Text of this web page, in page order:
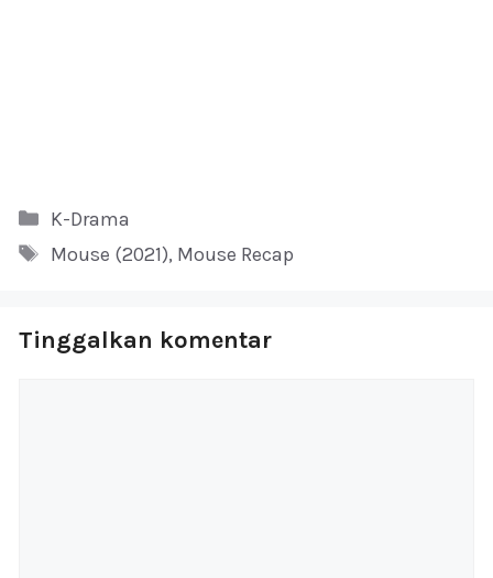
Kategori
K-Drama
Tag
Mouse (2021), Mouse Recap
Tinggalkan komentar